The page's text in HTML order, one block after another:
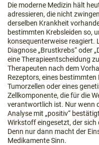
Die moderne Medizin hält
adressieren, die nicht
derselben Krankheit
bestimmten Krebsleiden so,
konsequenterweise reagiert.
Diagnose „Brustkrebs“ oder
eine Therapieentscheidung
Therapeuten nach dem
Rezeptors, eines
Tumorzellen oder eines
Zellkomponente, die für die
verantwortlich ist. Nur wenn
Analyse mit „positiv“
Wirkstoff eingesetzt, der sich
Denn nur dann macht der
Medikamente Sinn.